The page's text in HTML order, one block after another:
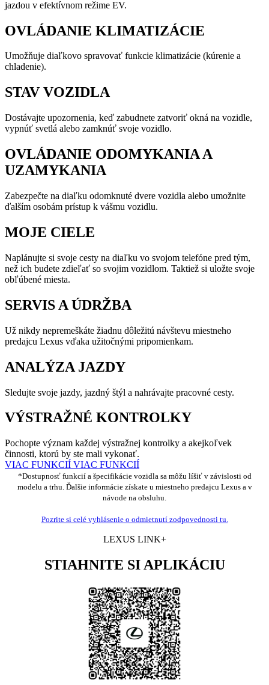
jazdou v efektívnom režime EV.
OVLÁDANIE KLIMATIZÁCIE
Umožňuje diaľkovo spravovať funkcie klimatizácie (kúrenie a
chladenie).
STAV VOZIDLA
Dostávajte upozornenia, keď zabudnete zatvoriť okná na vozidle,
vypnúť svetlá alebo zamknúť svoje vozidlo.
OVLÁDANIE ODOMYKANIA A
UZAMYKANIA
Zabezpečte na diaľku odomknuté dvere vozidla alebo umožnite
ďalším osobám prístup k vášmu vozidlu.
MOJE CIELE
Naplánujte si svoje cesty na diaľku vo svojom telefóne pred tým,
než ich budete zdieľať so svojim vozidlom. Taktiež si uložte svoje
obľúbené miesta.
SERVIS A ÚDRŽBA
Už nikdy nepremeškáte žiadnu dôležitú návštevu miestneho
predajcu Lexus vďaka užitočnými pripomienkam.
ANALÝZA JAZDY
Sledujte svoje jazdy, jazdný štýl a nahrávajte pracovné cesty.
VÝSTRAŽNÉ KONTROLKY
Pochopte význam každej výstražnej kontrolky a akejkoľvek
činnosti, ktorú by ste mali vykonať.
VIAC FUNKCIÍ VIAC FUNKCIÍ
*Dostupnosť funkcií a špecifikácie vozidla sa môžu líšiť v závislosti od
modelu a trhu. Ďalšie informácie získate u miestneho predajcu Lexus a v
návode na obsluhu.
Pozrite si celé vyhlásenie o odmietnutí zodpovednosti tu.
LEXUS LINK+
STIAHNITE SI APLIKÁCIU